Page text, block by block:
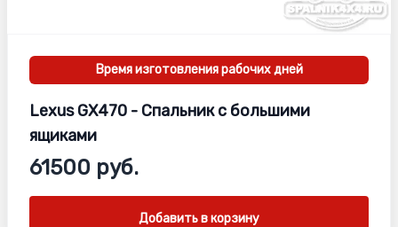
Время изготовлениярабочих дней
Lexus GX470 - Спальник с большими
ящиками
61500 руб.
Добавить в корзину